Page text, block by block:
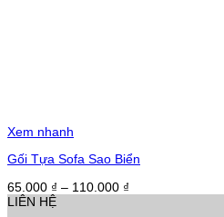
Xem nhanh
Gối Tựa Sofa Sao Biển
65.000 ₫ – 110.000 ₫
LIÊN HỆ